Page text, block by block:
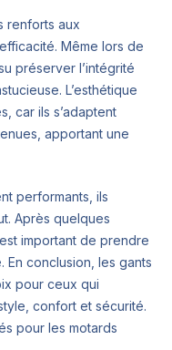
renforts aux
Même lors de
préserver l’intégrité
L’esthétique
car ils s’adaptent
apportant une
performants, ils
Après quelques
important de prendre
conclusion, les gants
pour ceux qui
confort et sécurité.
pour les motards